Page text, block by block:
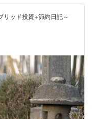
リッド投資+節約日記～